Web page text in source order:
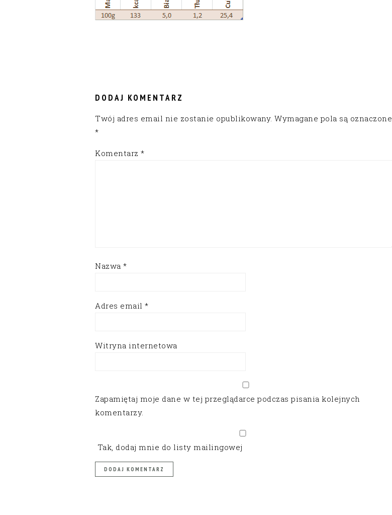
DODAJ KOMENTARZ
Twój adres email nie zostanie opublikowany. Wymagane pola są oznaczone
*
Komentarz *
Nazwa *
Adres email *
Witryna internetowa
Zapamiętaj moje dane w tej przeglądarce podczas pisania kolejnych
komentarzy.
Tak, dodaj mnie do listy mailingowej